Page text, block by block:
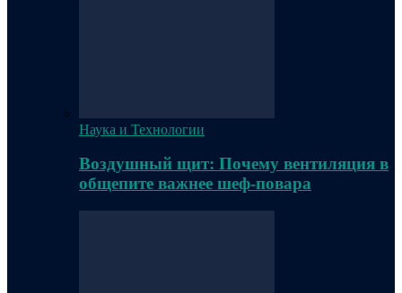
Наука и Технологии
Воздушный щит: Почему вентиляция в
общепите важнее шеф-повара